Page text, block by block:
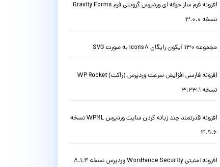
افزونه فرم ساز حرفه ای وردپرس گرویتی فرم Gravity Forms
نسخه 3.0.0
مجموعه 130 آیکون رایگان Icons8 به صورت SVG
افزونه فارسی افزایش سرعت وردپرس (راکت) WP Rocket
نسخه 3.23.1
افزونه قدرتمند چند زبانه کردن سایت وردپرس WPML نسخه
4.9.6
افزونه امنیتی Wordfence Security وردپرس نسخه 8.1.4